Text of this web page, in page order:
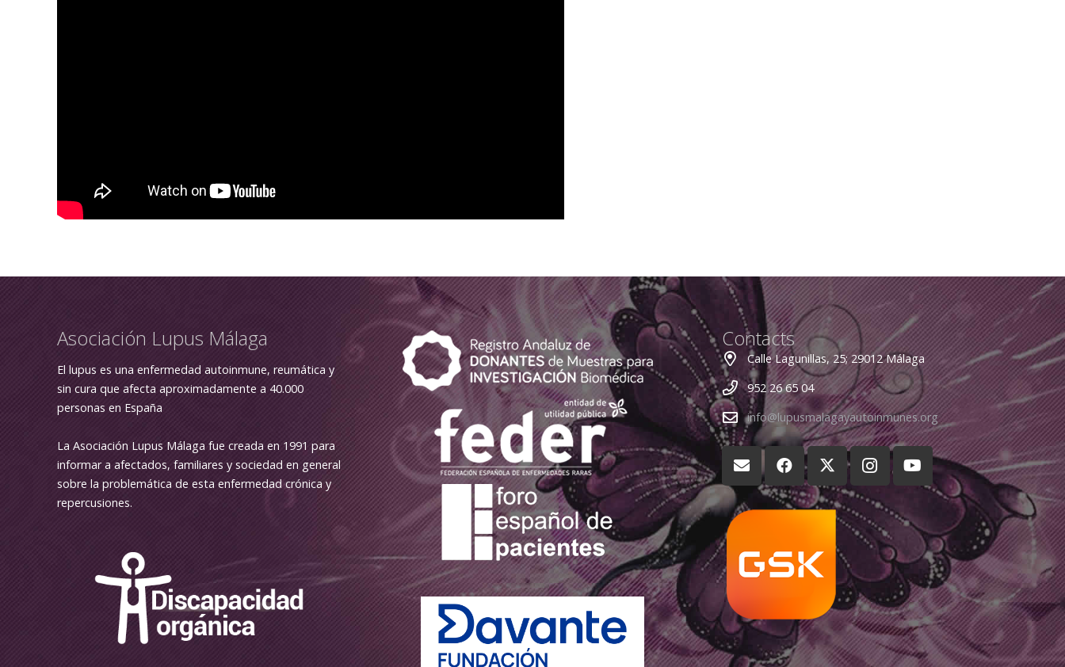
Asociación Lupus Málaga
El lupus es una enfermedad autoinmune, reumática y
sin cura que afecta aproximadamente a 40.000
personas en España
La Asociación Lupus Málaga fue creada en 1991 para
informar a afectados, familiares y sociedad en general
sobre la problemática de esta enfermedad crónica y
repercusiones.
Contacts
Calle Lagunillas, 25; 29012 Málaga
952 26 65 04
info@lupusmalagayautoinmunes.org